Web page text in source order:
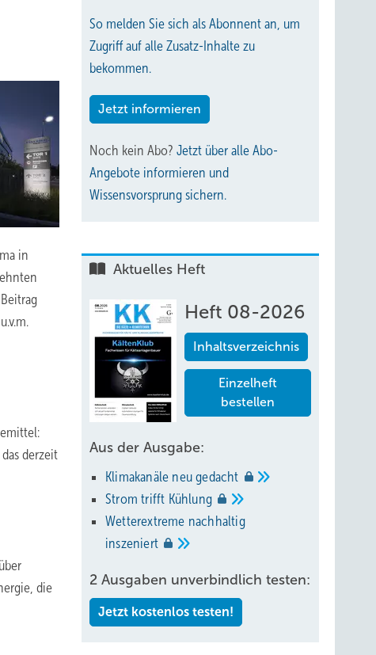
in
derzeit
die
So melden Sie sich als Abonnent an, um
Zugriff auf alle Zusatz-Inhalte zu
bekommen.
Jetzt informieren
Noch kein Abo? Jetzt über alle Abo-
Angebote informieren und
Wissensvorsprung sichern.
Aktuelles Heft
Heft 08-2026
Inhaltsverzeichnis
Einzelheft
bestellen
Aus der Ausgabe:
Klimakanäle neugedacht
Strom trifft Kühlung
Wetterextreme nachhaltig
inszeniert
2 Ausgaben unverbindlich testen:
Jetzt kostenlos testen!